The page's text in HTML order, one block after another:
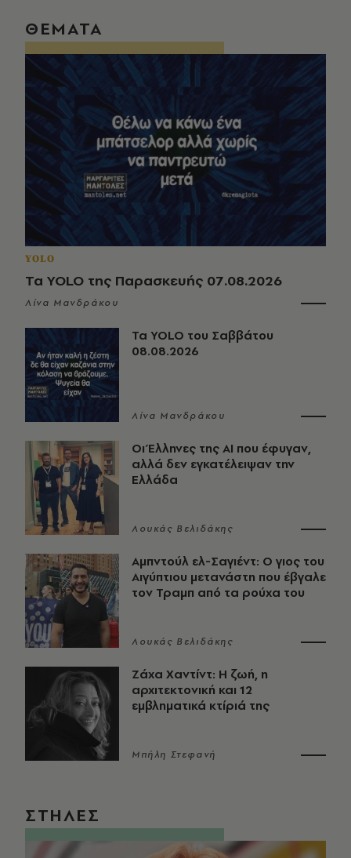
ΘΕΜΑΤΑ
YOLO
Τα YOLO της Παρασκευής 07.08.2026
Λίνα Μανδράκου
Τα YOLO του Σαββάτου
08.08.2026
Λίνα Μανδράκου
Οι Έλληνες της ΑΙ που έφυγαν,
αλλά δεν εγκατέλειψαν την
Ελλάδα
Λουκάς Βελιδάκης
Αμπντούλ ελ-Σαγιέντ: Ο γιος του
Αιγύπτιου μετανάστη που έβγαλε
τον Τραμπ από τα ρούχα του
Λουκάς Βελιδάκης
Ζάχα Χαντίντ: Η ζωή, η
αρχιτεκτονική και 12
εμβληματικά κτίριά της
Μπήλη Στεφανή
ΣΤΗΛΕΣ